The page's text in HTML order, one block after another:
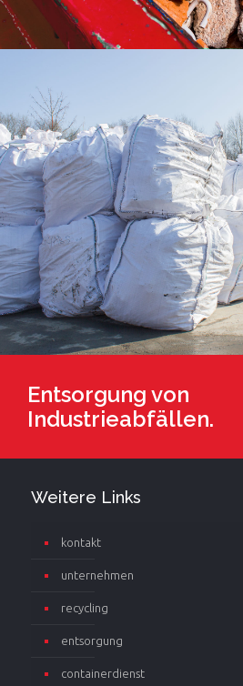
Entsorgung von
Industrieabfällen.
Weitere Links
kontakt
unternehmen
recycling
entsorgung
containerdienst